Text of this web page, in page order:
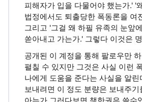
피해자가 입을 다물어야 했는가.' '
법정에서도 퇴출당한 폭동론을 여
그리고 '그걸 왜 하필 유족의 눈앞
쏟아내고 가는가.' 그렇다 이것은
공개된 이 계정을 통해 팔로우만
펼칠 수 있지만 그것은 사실 이런
나에게 도움을 준다는 사실을 알
보내려면 이 정도 분량은 보내주